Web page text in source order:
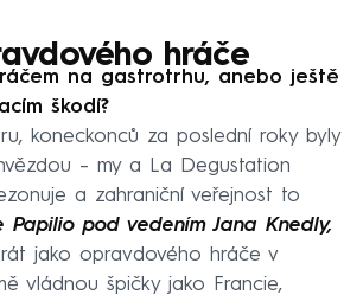
hráče
na gastrotrhu, anebo ještě
škodí?
koneckonců za poslední roky byly
– my a La Degustation
a zahraniční veřejnost to
Papilio pod vedením Jana Knedly,
jako opravdového hráče v
vládnou špičky jako Francie,